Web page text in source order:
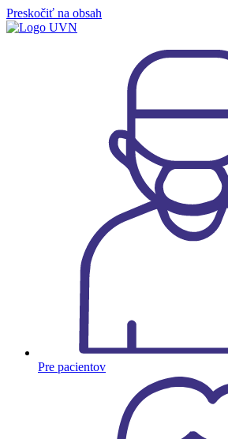
Preskočiť na obsah
Pre pacientov